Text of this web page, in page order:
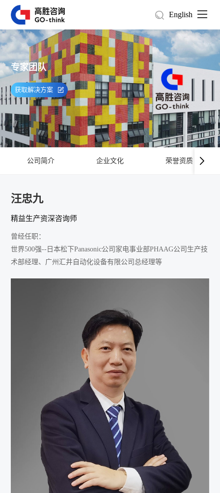
English
专家团队
获取解决方案
公司简介 企业文化 荣誉资质
汪忠九
精益生产资深咨询师
曾经任职：
世界500强--日本松下Panasonic公司家电事业部PHAAG公司生产技
术部经理、广州汇井自动化设备有限公司总经理等